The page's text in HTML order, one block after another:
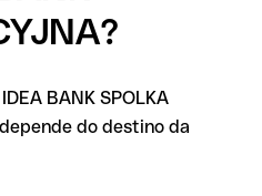
BANK SPOLKA
do destino da